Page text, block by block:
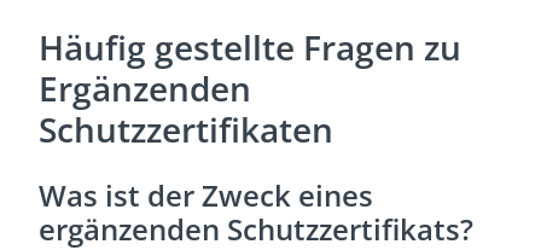
Häufig gestellte Fragen zu
Ergänzenden
Schutzzertifikaten
Was ist der Zweck eines
ergänzenden Schutzzertifikats?